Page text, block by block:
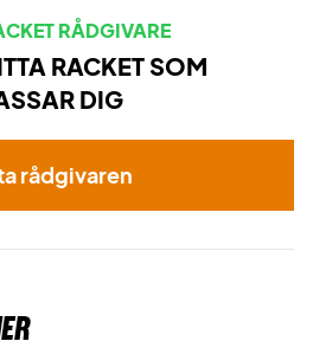
racket rekommenderar vi
och24 kg.
RÅDGIVARE
RACKET SOM
DIG
rådgivaren